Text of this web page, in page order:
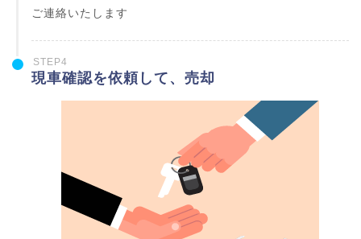
ご連絡いたします
STEP4
現車確認を依頼して、売却